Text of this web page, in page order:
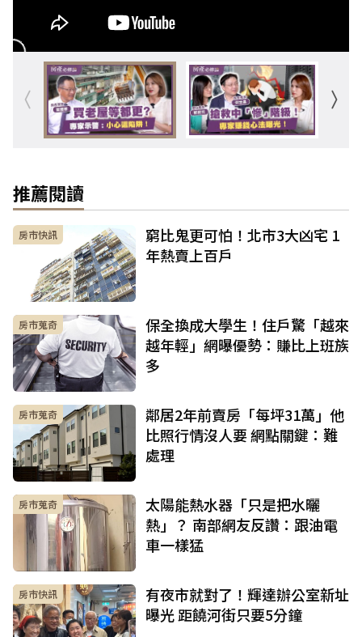
推薦閱讀
房市快訊
窮比鬼更可怕！北市3大凶宅 1
年熱賣上百戶
房市蒐奇
保全換成大學生！住戶驚「越來
越年輕」網曝優勢：賺比上班族
多
房市蒐奇
鄰居2年前賣房「每坪31萬」他
比照行情沒人要 網點關鍵：難
處理
房市蒐奇
太陽能熱水器「只是把水曬
熱」？ 南部網友反讚：跟油電
車一樣猛
房市快訊
有夜市就對了！輝達辦公室新址
曝光 距饒河街只要5分鐘